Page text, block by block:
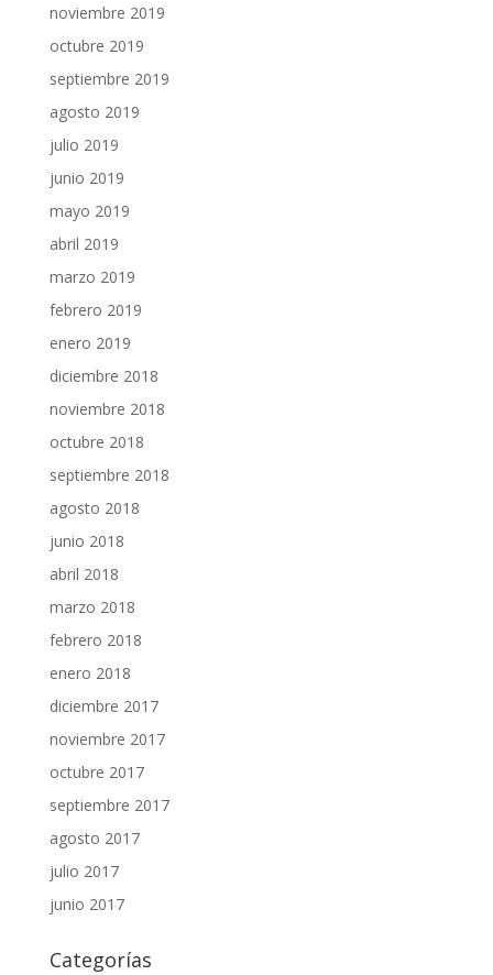
noviembre 2019
octubre 2019
septiembre 2019
agosto 2019
julio 2019
junio 2019
mayo 2019
abril 2019
marzo 2019
febrero 2019
enero 2019
diciembre 2018
noviembre 2018
octubre 2018
septiembre 2018
agosto 2018
junio 2018
abril 2018
marzo 2018
febrero 2018
enero 2018
diciembre 2017
noviembre 2017
octubre 2017
septiembre 2017
agosto 2017
julio 2017
junio 2017
Categorías